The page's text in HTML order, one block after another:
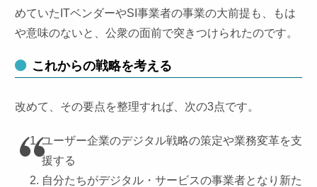
めていたITベンダーやSI事業者の事業の大前提も、もは
や意味のないと、公衆の面前で突きつけられたのです。
これからの戦略を考える
改めて、その要点を整理すれば、次の3点です。
ユーザー企業のデジタル戦略の策定や業務変革を支
援する
自分たちがデジタル・サービスの事業者となり新た